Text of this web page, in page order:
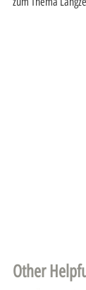
Other